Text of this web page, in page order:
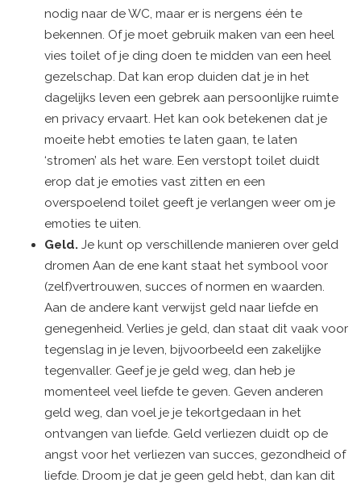
nodig naar de WC, maar er is nergens één te
bekennen. Of je moet gebruik maken van een heel
vies toilet of je ding doen te midden van een heel
gezelschap. Dat kan erop duiden dat je in het
dagelijks leven een gebrek aan persoonlijke ruimte
en privacy ervaart. Het kan ook betekenen dat je
moeite hebt emoties te laten gaan, te laten
‘stromen’ als het ware. Een verstopt toilet duidt
erop dat je emoties vast zitten en een
overspoelend toilet geeft je verlangen weer om je
emoties te uiten.
Geld. Je kunt op verschillende manieren over geld
dromen Aan de ene kant staat het symbool voor
(zelf)vertrouwen, succes of normen en waarden.
Aan de andere kant verwijst geld naar liefde en
genegenheid. Verlies je geld, dan staat dit vaak voor
tegenslag in je leven, bijvoorbeeld een zakelijke
tegenvaller. Geef je je geld weg, dan heb je
momenteel veel liefde te geven. Geven anderen
geld weg, dan voel je je tekortgedaan in het
ontvangen van liefde. Geld verliezen duidt op de
angst voor het verliezen van succes, gezondheid of
liefde. Droom je dat je geen geld hebt, dan kan dit